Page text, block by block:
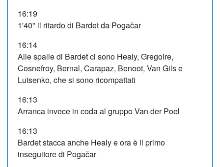
16:19
1'40" il ritardo di Bardet da Pogačar
16:14
Alle spalle di Bardet ci sono Healy, Gregoire,
Cosnefroy, Bernal, Carapaz, Benoot, Van Gils e
Lutsenko, che si sono ricompattati
16:13
Arranca invece in coda al gruppo Van der Poel
16:13
Bardet stacca anche Healy e ora è il primo
inseguitore di Pogačar